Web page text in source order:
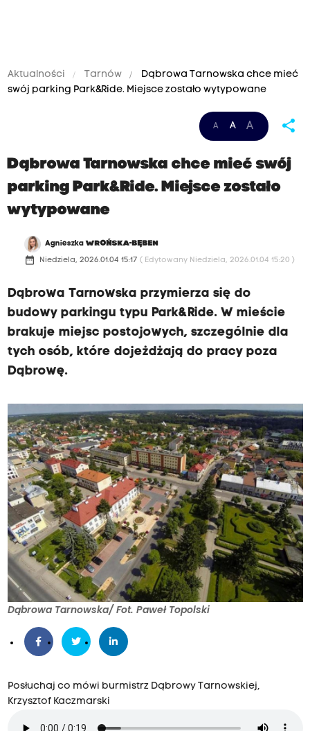
Aktualności Tarnów
Dąbrowa Tarnowska chce mieć
swój parking Park&Ride. Miejsce zostało wytypowane
A A A share
Dąbrowa Tarnowska chce mieć swój
parking Park&Ride. Miejsce zostało
wytypowane
AgnieszkaWROŃSKA-BĘBEN
date_range Niedziela, 2026.01.04 15:17 ( Edytowany Niedziela, 2026.01.04 15:20 )
Dąbrowa Tarnowska przymierza się do
budowy parkingu typu Park&Ride. W mieście
brakuje miejsc postojowych, szczególnie dla
tych osób, które dojeżdżają do pracy poza
Dąbrowę.
Dąbrowa Tarnowska/ Fot. Paweł Topolski
Posłuchaj co mówi burmistrz Dąbrowy Tarnowskiej,
Krzysztof Kaczmarski